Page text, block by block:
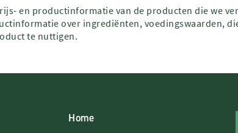
en productinformatie van de producten die we
over ingrediënten, voedingswaarden,
te nuttigen.
Home